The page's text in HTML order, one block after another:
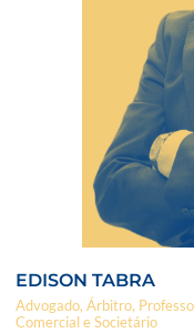
EDISON TABRA
Advogado, Árbitro,
Comercial e Societário